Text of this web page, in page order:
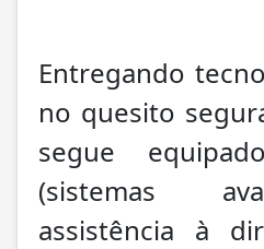
Entregando
no quesito
segue
(sistemas
assistência à